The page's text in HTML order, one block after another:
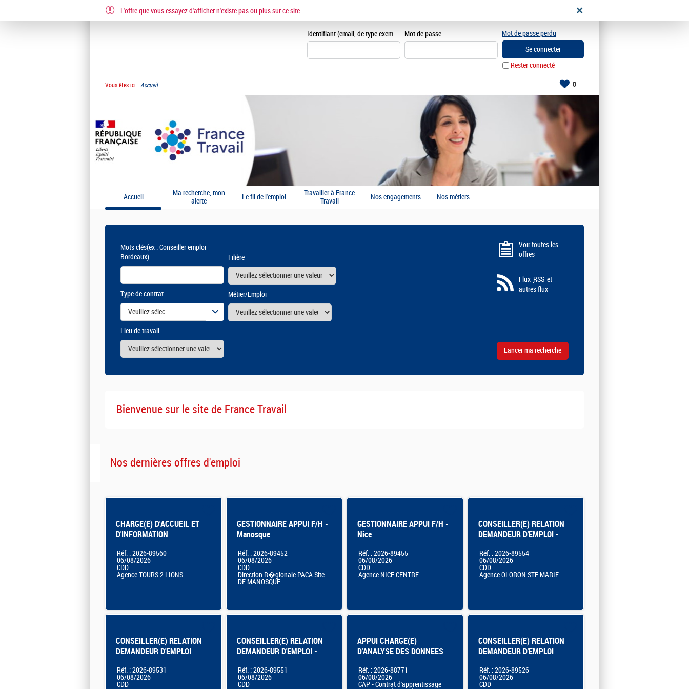
Identifiant (email, de type exemple@exemple.fr) Mot de passe
Rester connecté
Mot de passe perdu
Vous êtes ici : Accueil 0
Accueil
Ma recherche, mon
alerte
Le fil de l'emploi
Travailler à France
Travail
Nos engagements Nos métiers
Mots clés(ex : Conseiller emploi
Bordeaux)
Filière
Type de contrat
Veuillez sélectionner une ou des valeurs
Métier/Emploi
Lieu de travail
Voir toutes les
offres
Flux RSS et
autres flux
L'offre que vous essayez d'afficher n'existe pas ou plus sur ce site.
Bienvenue sur le site de France Travail
Nos dernières offres d'emploi
CHARGE(E) D'ACCUEIL ET
D'INFORMATION
Réf. : 2026-89560
06/08/2026
CDD
Agence TOURS 2 LIONS
GESTIONNAIRE APPUI F/H -
Manosque
Réf. : 2026-89452
06/08/2026
CDD
Direction R�gionale PACA Site
DE MANOSQUE
GESTIONNAIRE APPUI F/H -
Nice
Réf. : 2026-89455
06/08/2026
CDD
Agence NICE CENTRE
CONSEILLER(E) RELATION
DEMANDEUR D'EMPLOI -
Réf. : 2026-89554
06/08/2026
CDD
Agence OLORON STE MARIE
CONSEILLER(E) RELATION
DEMANDEUR D'EMPLOI
Réf. : 2026-89531
06/08/2026
CDD
CONSEILLER(E) RELATION
DEMANDEUR D'EMPLOI -
Réf. : 2026-89551
06/08/2026
CDD
APPUI CHARGE(E)
D'ANALYSE DES DONNEES
APPRENTISSAGE
Réf. : 2026-88771
06/08/2026
CAP - Contrat d'apprentissage
CONSEILLER(E) RELATION
DEMANDEUR D'EMPLOI
Réf. : 2026-89526
06/08/2026
CDD